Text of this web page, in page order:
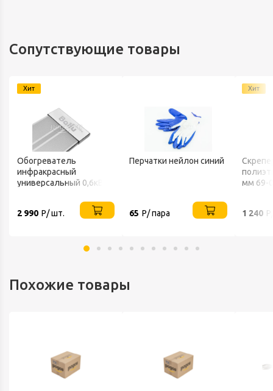
Сопутствующие товары
Хит
Обогреватель
инфракрасный
универсальный 0,6кВт
2 990 Р/ шт.
Перчатки нейлон синий
65 Р/ пара
Хит
мм 69-
1 240
Похожие товары